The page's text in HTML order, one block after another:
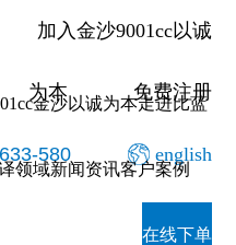
加入金沙9001cc以诚
为本 免费注册
580 english
金沙以诚为本走进比蓝
领域新闻资讯客户案例
在线下单